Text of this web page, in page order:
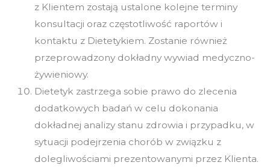
z Klientem zostają ustalone kolejne terminy
konsultacji oraz częstotliwość raportów i
kontaktu z Dietetykiem. Zostanie również
przeprowadzony dokładny wywiad medyczno-
żywieniowy.
Dietetyk zastrzega sobie prawo do zlecenia
dodatkowych badań w celu dokonania
dokładnej analizy stanu zdrowia i przypadku, w
sytuacji podejrzenia chorób w związku z
dolegliwościami prezentowanymi przez Klienta.